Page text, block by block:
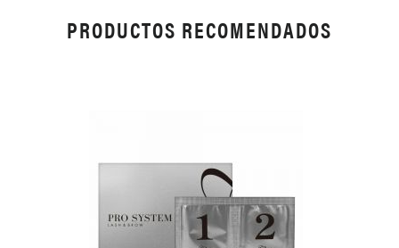
PRODUCTOS RECOMENDADOS